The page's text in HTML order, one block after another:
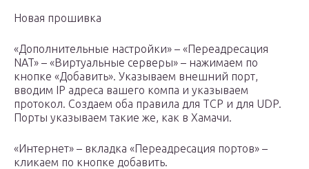
Новая прошивка
«Дополнительные настройки» – «Переадресация
NAT» – «Виртуальные серверы» – нажимаем по
кнопке «Добавить». Указываем внешний порт,
вводим IP адреса вашего компа и указываем
протокол. Создаем оба правила для TCP и для UDP.
Порты указываем такие же, как в Хамачи.
«Интернет» – вкладка «Переадресация портов» –
кликаем по кнопке добавить.